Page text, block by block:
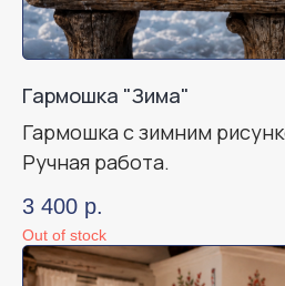
Гармошка "Зима"
Гармошка с зимним
Ручная работа.
3 400 р.
Out of stock